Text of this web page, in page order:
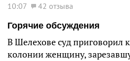
10:07
42 отзыва
Горячие обсуждения
В Шелехове суд приговорил
колонии женщину,